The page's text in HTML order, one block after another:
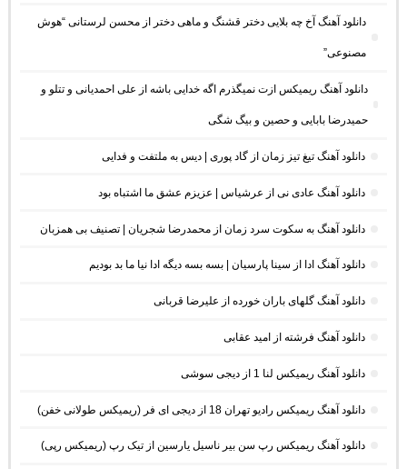
دانلود آهنگ آخ چه بلایی دختر قشنگ و ماهی دختر از محسن لرستانی “هوش
مصنوعی”
دانلود آهنگ ریمیکس ازت نمیگذرم اگه خدایی باشه از علی احمدیانی و تتلو و
حمیدرضا بابایی و حصین و بیگ شگی
دانلود آهنگ تیغ تیز زمان از گاد پوری | دیس به ملتفت و فدایی
دانلود آهنگ عادی نی از عرشیاس | عزیزم عشق ما اشتباه بود
دانلود آهنگ به سکوت سرد زمان از محمدرضا شجریان | تصنیف بی همزبان
دانلود آهنگ ادا از سینا پارسیان | بسه بسه دیگه ادا نیا ما بد بودیم
دانلود آهنگ گلهای باران خورده از علیرضا قربانی
دانلود آهنگ فرشته از امید عقابی
دانلود آهنگ ریمیکس لنا 1 از دیجی سوشی
دانلود آهنگ ریمیکس رادیو تهران 18 از دیجی ای فر (ریمیکس طولانی خفن)
دانلود آهنگ ریمیکس رپ سن بیر ناسیل یارسین از تیک رپ (ریمیکس رپی)